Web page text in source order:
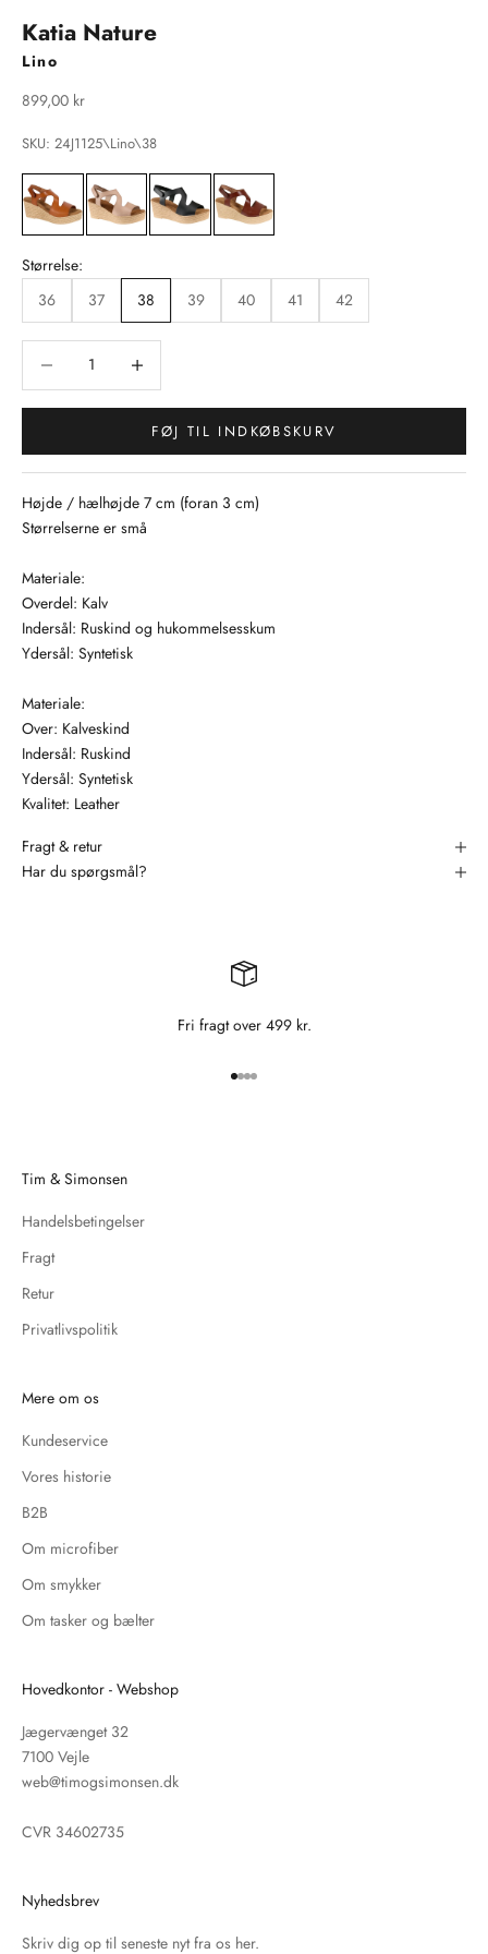
Katia Nature
Lino
Salgspris
899,00 kr
SKU: 24J1125\Lino\38
Størrelse:
36
37 38 39 40 41 42
FØJ TIL INDKØBSKURV
Højde / hælhøjde 7 cm (foran 3 cm)
Størrelserne er små
Materiale:
Overdel: Kalv
Indersål: Ruskind og hukommelsesskum
Ydersål: Syntetisk
Materiale:
Over: Kalveskind
Indersål: Ruskind
Ydersål: Syntetisk
Kvalitet: Leather
Fragt & retur
Har du spørgsmål?
Fri fragt over 499 kr.
Gå til element 1
Gå til element 2
Gå til element 3
Gå til element 4
Tim & Simonsen
Handelsbetingelser
Fragt
Retur
Privatlivspolitik
Mere om os
Kundeservice
Vores historie
B2B
Om microfiber
Om smykker
Om tasker og bælter
Hovedkontor - Webshop
Jægervænget 32
7100 Vejle
web@timogsimonsen.dk
CVR 34602735
Nyhedsbrev
Skriv dig op til seneste nyt fra os her.